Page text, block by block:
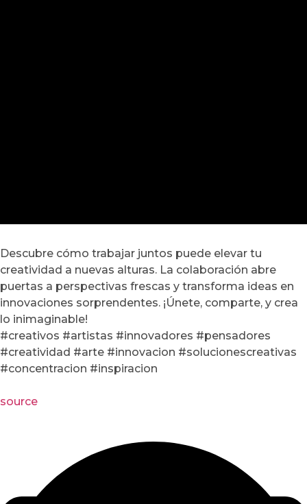
Descubre cómo trabajar juntos puede elevar tu
creatividad a nuevas alturas. La colaboración abre
puertas a perspectivas frescas y transforma ideas en
innovaciones sorprendentes. ¡Únete, comparte, y crea
lo inimaginable!
#creativos #artistas #innovadores #pensadores
#creatividad #arte #innovacion #solucionescreativas
#concentracion #inspiracion
source